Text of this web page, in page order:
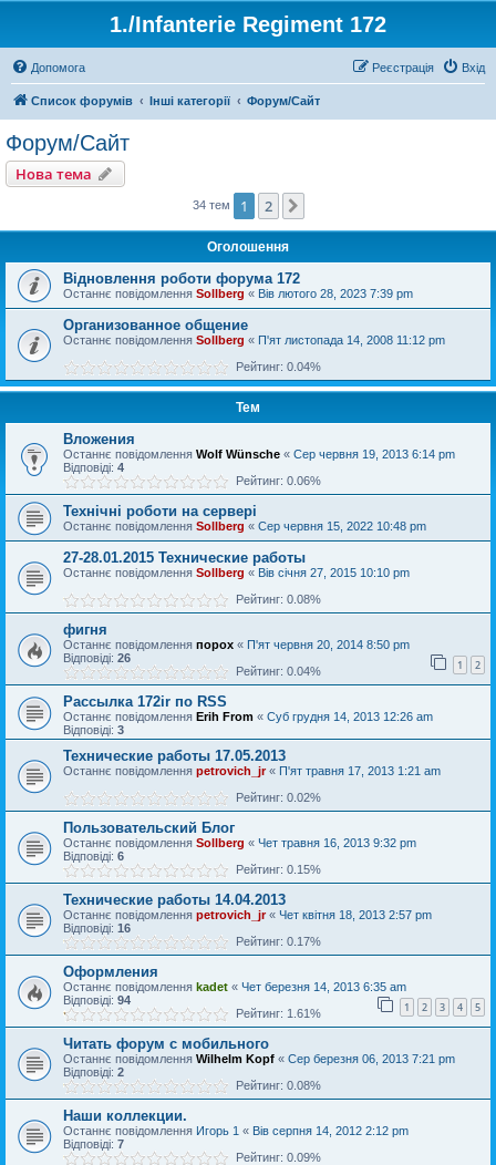
1./Infanterie Regiment 172
Допомога Вхід
Реєстрація
Список форумів Інші категорії Форум/Сайт
Форум/Сайт
Нова тема
34 тем 1 2
Оголошення
Відновлення роботи форума 172
Останнє повідомлення Sollberg « Вів лютого 28, 2023 7:39 pm
Организованное общение
Останнє повідомлення Sollberg « П'ят листопада 14, 2008 11:12 pm
Рейтинг: 0.04%
Тем
Вложения
Останнє повідомлення Wolf Wünsche « Сер червня 19, 2013 6:14 pm
Відповіді: 4
Рейтинг: 0.06%
Технічні роботи на сервері
Останнє повідомлення Sollberg « Сер червня 15, 2022 10:48 pm
27-28.01.2015 Технические работы
Останнє повідомлення Sollberg « Вів січня 27, 2015 10:10 pm
Рейтинг: 0.08%
фигня
Останнє повідомлення порох « П'ят червня 20, 2014 8:50 pm
Відповіді: 26 1 2
Рейтинг: 0.04%
Рассылка 172ir по RSS
Останнє повідомлення Erih From « Суб грудня 14, 2013 12:26 am
Відповіді: 3
Технические работы 17.05.2013
Останнє повідомлення petrovich_jr« П'ят травня 17, 2013 1:21 am
Рейтинг: 0.02%
Пользовательский Блог
Останнє повідомлення Sollberg « Чет травня 16, 2013 9:32 pm
Відповіді: 6
Рейтинг: 0.15%
Технические работы 14.04.2013
Останнє повідомлення petrovich_jr« Чет квітня 18, 2013 2:57 pm
Відповіді: 16
Рейтинг: 0.17%
Оформления
Останнє повідомлення kadet « Чет березня 14, 2013 6:35 am
Відповіді: 94 1 2 3 4 5
Рейтинг: 1.61%
Читать форум с мобильного
Останнє повідомлення Wilhelm Kopf « Сер березня 06, 2013 7:21 pm
Відповіді: 2
Рейтинг: 0.08%
Наши коллекции.
Останнє повідомлення Игорь 1 « Вів серпня 14, 2012 2:12 pm
Відповіді: 7
Рейтинг: 0.09%